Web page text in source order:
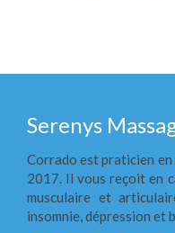
Serenys
Corrado est praticien en
2017. Il vous reçoit en
musculaire et
insomnie, dépression et